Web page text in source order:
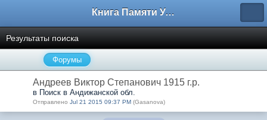
Книга Памяти Узбекистана
Результаты поиска
Форумы
Андреев Виктор Степанович 1915 г.р.
в Поиск в Андижанской обл.
Отправлено Jul 21 2015 09:37 PM (Gasanova)